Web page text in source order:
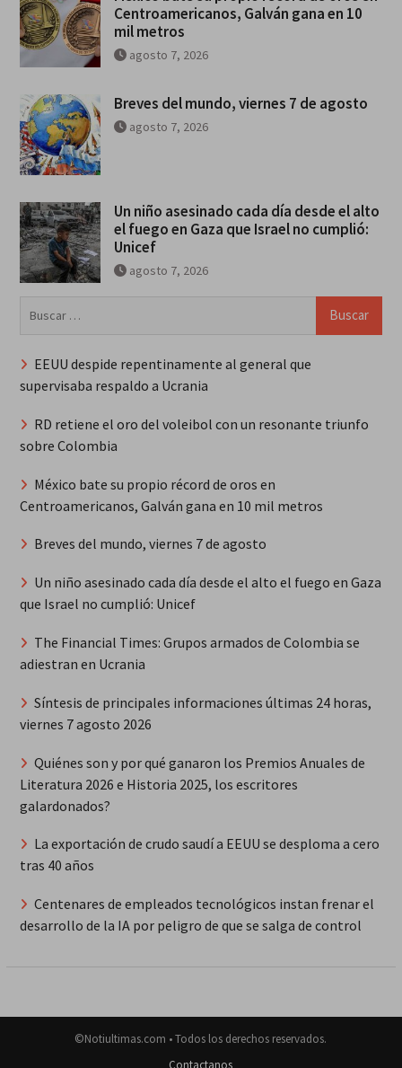
Centroamericanos, Galván gana en 10
mil metros
agosto 7, 2026
Breves del mundo, viernes 7 de agosto
agosto 7, 2026
Un niño asesinado cada día desde el alto
el fuego en Gaza que Israel no cumplió:
Unicef
agosto 7, 2026
EEUU despide repentinamente al general que
supervisaba respaldo a Ucrania
RD retiene el oro del voleibol con un resonante triunfo
sobre Colombia
México bate su propio récord de oros en
Centroamericanos, Galván gana en 10 mil metros
Breves del mundo, viernes 7 de agosto
Un niño asesinado cada día desde el alto el fuego en Gaza
que Israel no cumplió: Unicef
The Financial Times: Grupos armados de Colombia se
adiestran en Ucrania
Síntesis de principales informaciones últimas 24 horas,
viernes 7 agosto 2026
Quiénes son y por qué ganaron los Premios Anuales de
Literatura 2026 e Historia 2025, los escritores
galardonados?
La exportación de crudo saudí a EEUU se desploma a cero
tras 40 años
Centenares de empleados tecnológicos instan frenar el
desarrollo de la IA por peligro de que se salga de control
©Notiultimas.com • Todos los derechos reservados.
Contactanos